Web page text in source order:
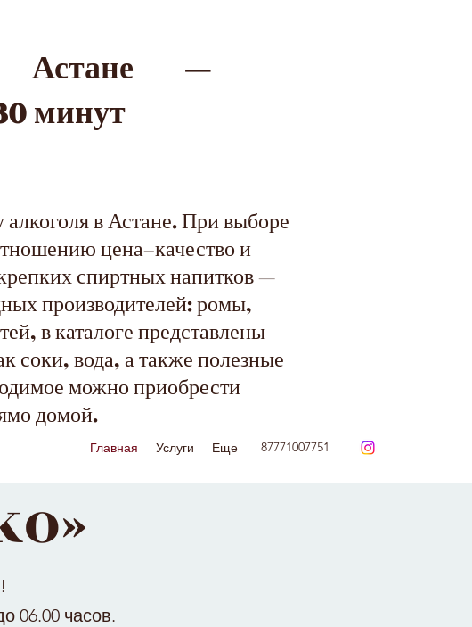
Астане —
минут
Главная Услуги Еще 87771007751
в Астане. При выборе
цена–качество и
спиртных напитков —
производителей: ромы,
в каталоге представлены
соки, вода, а также полезные
можно приобрести
домой.
06.00 часов.